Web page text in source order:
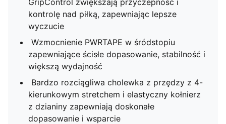
GripControl zwiększają przyczepność i
kontrolę nad piłką, zapewniając lepsze
wyczucie
Wzmocnienie PWRTAPE w śródstopiu
zapewniające ścisłe dopasowanie, stabilność i
większą wydajność
Bardzo rozciągliwa cholewka z przędzy z 4-
kierunkowym stretchem i elastyczny kołnierz
z dzianiny zapewniają doskonałe
dopasowanie i wsparcie